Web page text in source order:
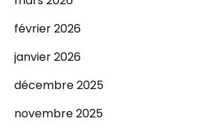
février 2026
janvier 2026
décembre 2025
novembre 2025